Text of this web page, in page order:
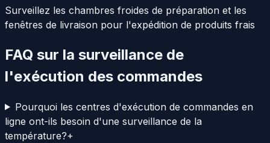
Surveillez les chambres froides de préparation et les
fenêtres de livraison pour l'expédition de produits frais
FAQ sur la surveillance de
l'exécution des commandes
Pourquoi les centres d'exécution de commandes en
ligne ont-ils besoin d'une surveillance de la
température?+